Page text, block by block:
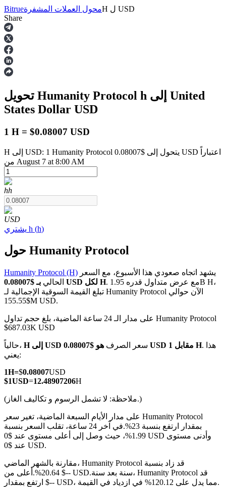
العقود الآجلة
العقود الآجلة USDT
العقود الآجلة لـ COIN-M
العقود الآجلة للعملات المشفرة
TradFi
مشتقات الأسهم والعملات الأجنبية والمعادن الثمينة والسلع
العقود الآجلة باستخدام USDC كضمان
Bitrueمحول العملات المشفرةH ل USD
Share
تحويل Humanity Protocol h
States Dollar USD
1 H = $0.08007 USD
H إلى USD: 1 Humanity Protocol يتحول إلى $0.08007 USD اعتباراً
من August 7 at 8:00 AM
hh
USD
يشتري h (h)
حول Humanity Protocol
Humanity Protocol (H)
الحالي
بـ $0.08007 USD لكل H. مع عرض متداول قدره 1.95B H،
تبلغ القيمة السوقية الإجمالية لـ Humanity Protocol الآن حوالي
$155.55M USD.
على مدار الـ 24 ساعة الماضية، بلغ حجم تداول Humanity Protocol
$687.03K USD
حالياً، H إلى USD سعر الصرف هو $0.08007 USD مقابل 1 H. هذا
يعني:
1H=$0.08007USD
$1USD=12.48907206H
(ملاحظة: لا تشمل الرسوم و تكاليف الغاز.)
على مدار الأيام السبعة الماضية، تغير سعر Humanity Protocol
بمقدار ارتفع بنسبة 23%.
في آخر 24 ساعة، تقلب السعر بنسبة
1.99%، حيث وصل إلى أعلى مستوى عند $0 USD وأدنى مستوى
عند $0 USD.
مقارنة بالشهر الماضي، Humanity Protocol قد زاد بنسبة
20.64%.أعلى من $-- USD.سنة بعد سنة، Humanity Protocol قد
ارتفع بمقدار $-- USD، مما يدل على 120.12% في ازدياد في القيمة.